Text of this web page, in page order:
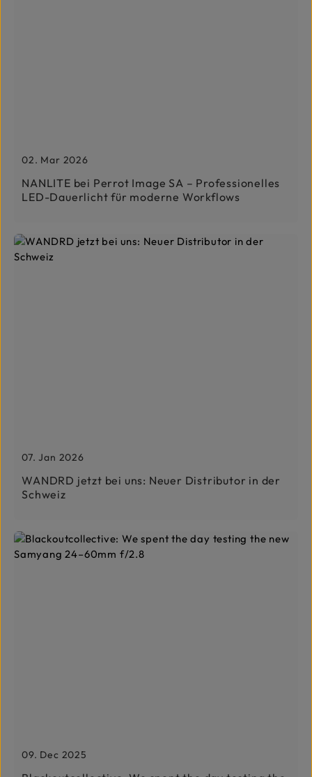
02. Mar 2026
NANLITE bei Perrot Image SA – Professionelles
LED-Dauerlicht für moderne Workflows
07. Jan 2026
WANDRD jetzt bei uns: Neuer Distributor in der
Schweiz
09. Dec 2025